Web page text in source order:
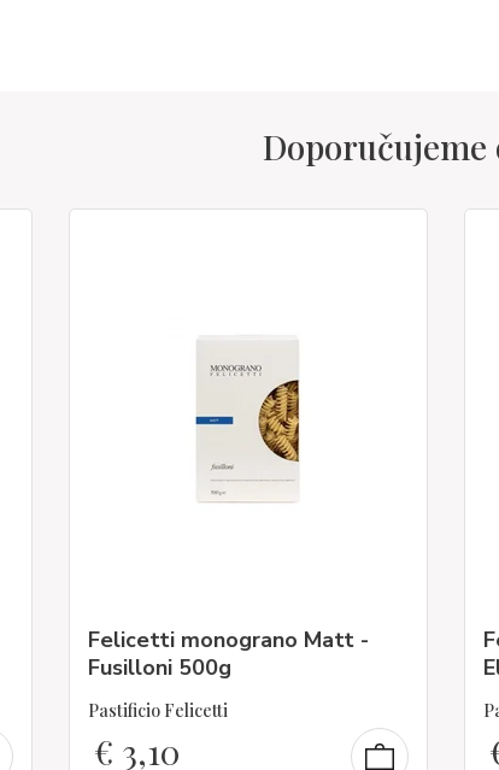
Felicetti monograno Matt -
Fusilloni 500g
Pastificio Felicetti
€ 3,10